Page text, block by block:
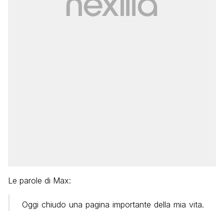
Le parole di Max:
Oggi chiudo una pagina importante della mia vita.